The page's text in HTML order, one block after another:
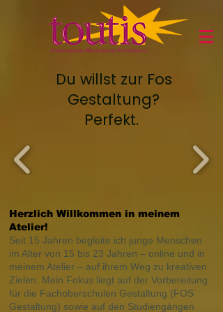
Du willst zur Fos
Gestaltung?
Perfekt.
Herzlich Willkommen in meinem
Atelier!
Seit 15 Jahren begleite ich junge Menschen
im Alter von 15 bis 23 Jahren – online und in
meinem Atelier – auf ihrem Weg zu kreativen
Zielen. Mein Fokus liegt auf der Vorbereitung
für die Fachoberschulen Gestaltung (FOS
Gestaltung) sowie auf den Studiengängen